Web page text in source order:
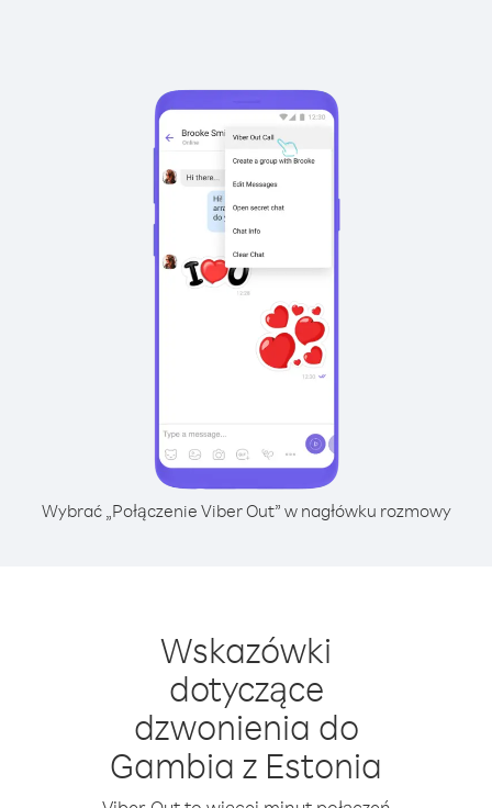
Wybrać „Połączenie Viber Out” w nagłówku rozmowy
Wskazówki
dotyczące
dzwonienia do
Gambia z Estonia